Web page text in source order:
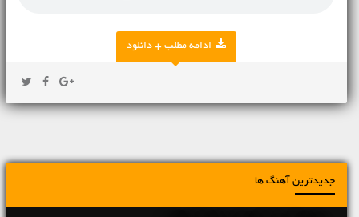
ادامه مطلب + دانلود
جدیدترین آهنگ ها